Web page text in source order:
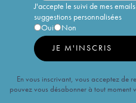
J'accepte le suivi de mes
suggestions personnalisées
Oui
Non
JE M'INSCRIS
En vous inscrivant, vous acceptez de
pouvez vous désabonner à tout moment